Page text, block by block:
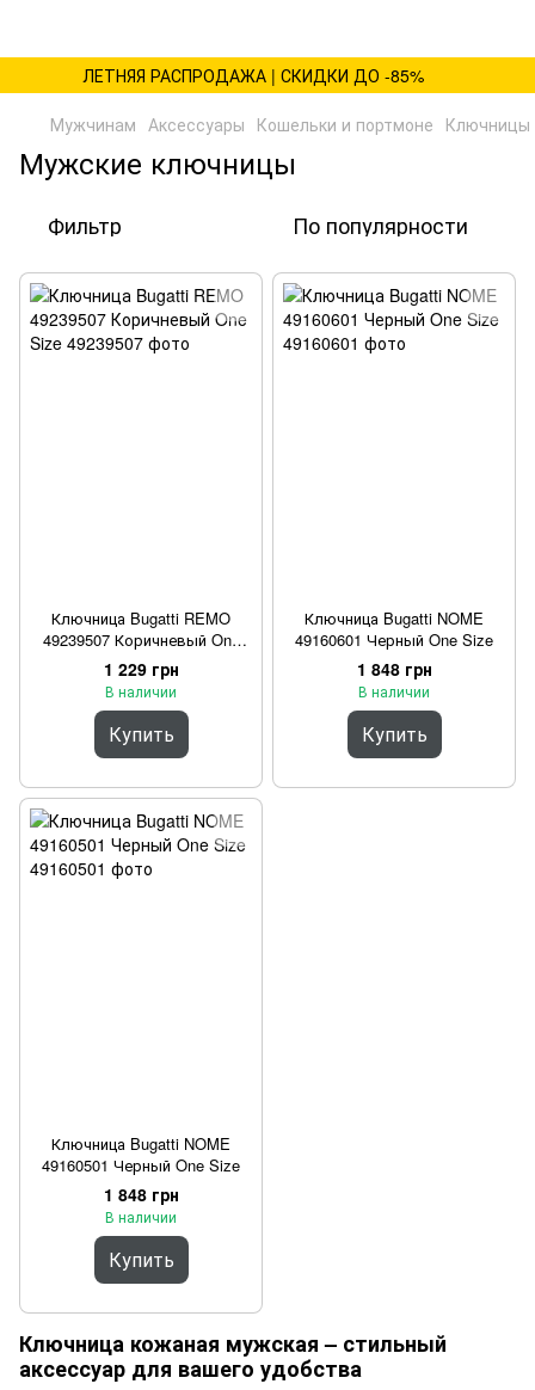
ЛЕТНЯЯ РАСПРОДАЖА | СКИДКИ ДО -85%
Мужчинам Аксессуары Кошельки и портмоне Ключницы
Мужские ключницы
Фильтр По популярности
Ключница Bugatti REMO
49239507 Коричневый One
Size
1 229 грн
В наличии
Купить
Ключница Bugatti NOME
49160601 Черный One Size
1 848 грн
В наличии
Купить
Ключница Bugatti NOME
49160501 Черный One Size
1 848 грн
В наличии
Купить
Ключница кожаная мужская – стильный
аксессуар для вашего удобства